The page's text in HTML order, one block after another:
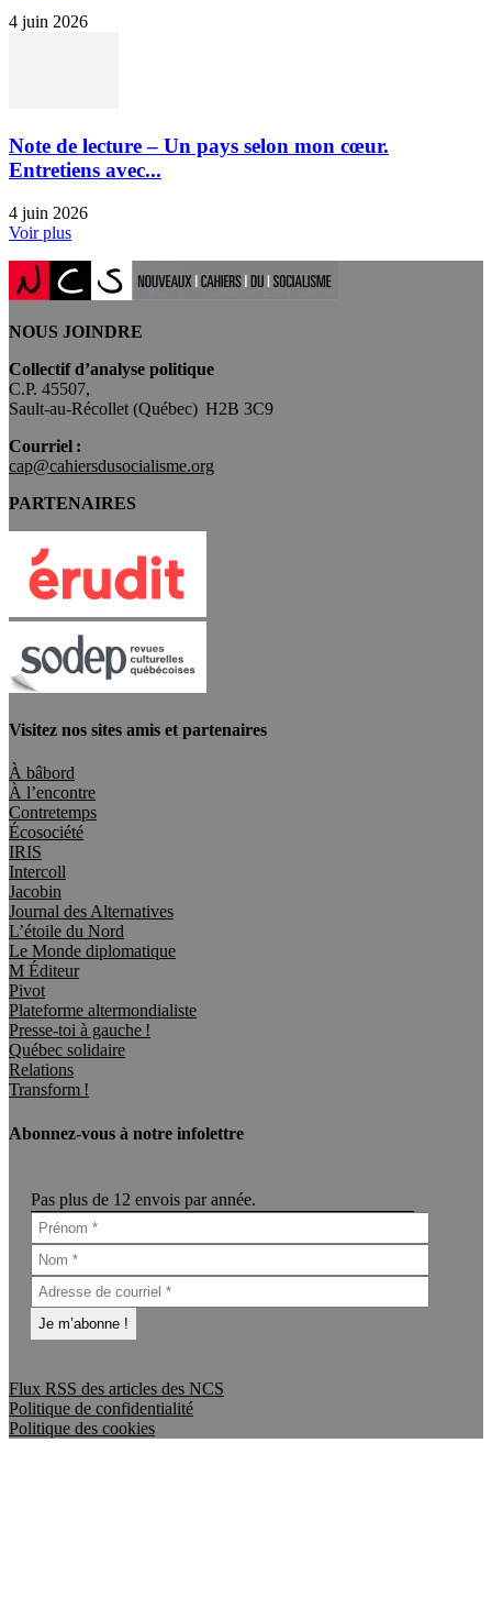
4 juin 2026
Note de lecture – Un pays selon mon cœur.
Entretiens avec...
4 juin 2026
Voir plus
NOUS JOINDRE
Collectif d’analyse politique
C.P. 45507,
Sault-au-Récollet (Québec) H2B 3C9
Courriel :
cap@cahiersdusocialisme.org
PARTENAIRES
Visitez nos sites amis et partenaires
À bâbord
À l’encontre
Contretemps
Écosociété
IRIS
Intercoll
Jacobin
Journal des Alternatives
L’étoile du Nord
Le Monde diplomatique
M Éditeur
Pivot
Plateforme altermondialiste
Presse-toi à gauche !
Québec solidaire
Relations
Transform !
Abonnez-vous à notre infolettre
Pas plus de 12 envois par année.
Flux RSS des articles des NCS
Politique de confidentialité
Politique des cookies